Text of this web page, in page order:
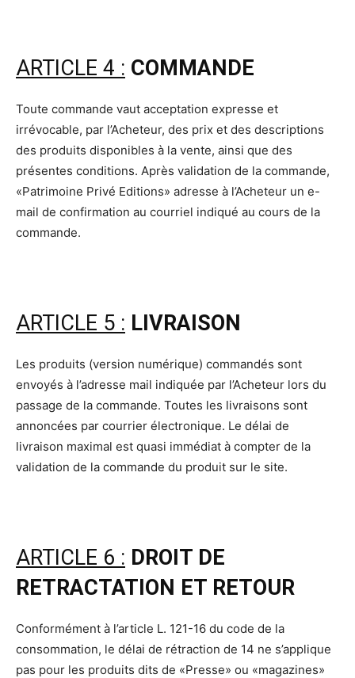
ARTICLE 4 : COMMANDE
Toute commande vaut acceptation expresse et
irrévocable, par l’Acheteur, des prix et des descriptions
des produits disponibles à la vente, ainsi que des
présentes conditions. Après validation de la commande,
«Patrimoine Privé Editions» adresse à l’Acheteur un e-
mail de confirmation au courriel indiqué au cours de la
commande.
ARTICLE 5 : LIVRAISON
Les produits (version numérique) commandés sont
envoyés à l’adresse mail indiquée par l’Acheteur lors du
passage de la commande. Toutes les livraisons sont
annoncées par courrier électronique. Le délai de
livraison maximal est quasi immédiat à compter de la
validation de la commande du produit sur le site.
ARTICLE 6 : DROIT DE
RETRACTATION ET RETOUR
Conformément à l’article L. 121-16 du code de la
consommation, le délai de rétraction de 14 ne s’applique
pas pour les produits dits de «Presse» ou «magazines»